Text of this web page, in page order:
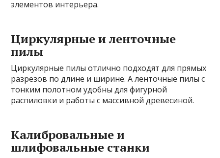
элементов интерьера.
Циркулярные и ленточные
пилы
Циркулярные пилы отлично подходят для прямых
разрезов по длине и ширине. А ленточные пилы с
тонким полотном удобны для фигурной
распиловки и работы с массивной древесиной.
Калибровальные и
шлифовальные станки